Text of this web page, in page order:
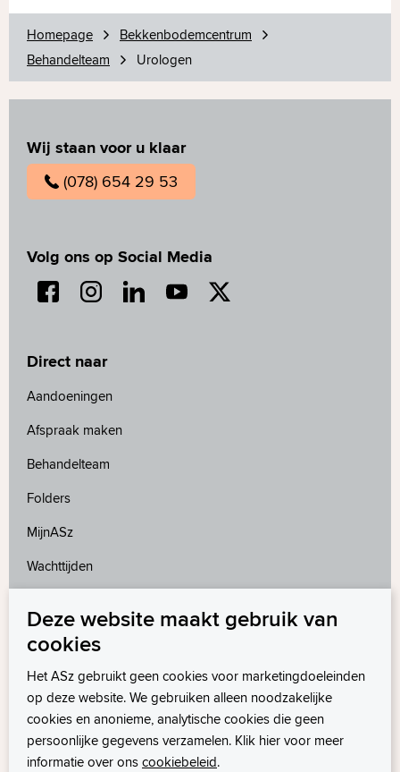
Homepage
Bekkenbodemcentrum
Behandelteam
Urologen
Wij staan voor u klaar
(078) 654 29 53
Volg ons op Social Media
Direct naar
Aandoeningen
Afspraak maken
Behandelteam
Folders
MijnASz
Wachttijden
Meer weten?
Deze website maakt gebruik van
cookies
Het ASz gebruikt geen cookies voor marketingdoeleinden
op deze website. We gebruiken alleen noodzakelijke
cookies en anonieme, analytische cookies die geen
persoonlijke gegevens verzamelen. Klik hier voor meer
informatie over onscookiebeleid.